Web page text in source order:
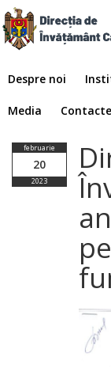
Despre noi
Media Contacte
februarie
20
2023